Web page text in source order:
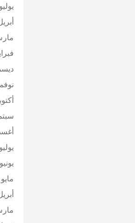
يوليو 2025
أبريل
مارس
فبراير
نوفمبر
أكتوبر
يوليو 2024
يونيو 2024
مايو 2024
أبريل
مارس